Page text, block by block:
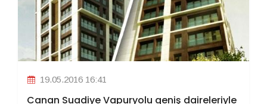
19.05.2016 16:41
Canan Suadiye Vapuryolu geniş daireleriyle